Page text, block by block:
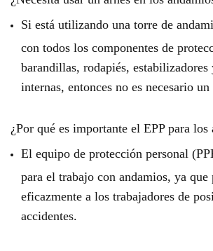
Si está utilizando una torre de
con todos los componentes de
barandillas, rodapiés, estabilizadores
internas, entonces no es necesario un
¿Por qué es importante el EPP para los
El equipo de protección personal
para el trabajo con andamios, ya que
eficazmente a los trabajadores de
accidentes.